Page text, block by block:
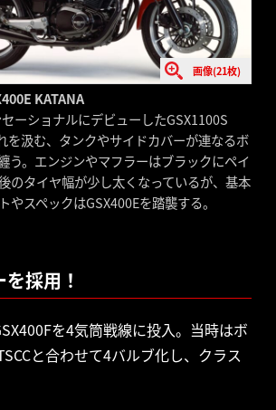
画像(21枚)
KATANA
ーショナルにデビューしたGSX1100S
を汲む、タンクやサイドカバーが連なるボ
う。エンジンやマフラーはブラックにペイ
のタイヤ幅が少し太くなっているが、基本
やスペックはGSX400Eを踏襲する。
採用！
を4気筒戦線に投入。当時はボ
と合わせて4バルブ化し、クラス